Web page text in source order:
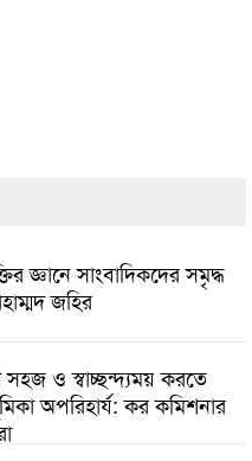
জ্ঞানে সাংবাদিকদের সমৃদ্ধ
জহির
সহজ ও স্বাচ্ছন্দ্যময় করতে
অপরিহার্য: কর কমিশনার